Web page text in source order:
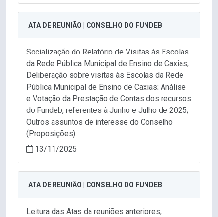
ATA DE REUNIÃO | CONSELHO DO FUNDEB
Socialização do Relatório de Visitas às Escolas
da Rede Pública Municipal de Ensino de Caxias;
Deliberação sobre visitas às Escolas da Rede
Pública Municipal de Ensino de Caxias; Análise
e Votação da Prestação de Contas dos recursos
do Fundeb, referentes à Junho e Julho de 2025;
Outros assuntos de interesse do Conselho
(Proposições).
13/11/2025
ATA DE REUNIÃO | CONSELHO DO FUNDEB
Leitura das Atas da reuniões anteriores;